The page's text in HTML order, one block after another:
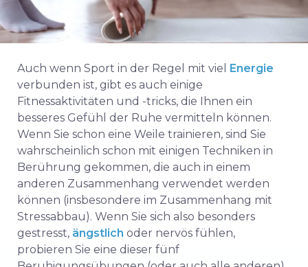
Auch wenn Sport in der Regel mit viel Energie
verbunden ist, gibt es auch einige
Fitnessaktivitäten und -tricks, die Ihnen ein
besseres Gefühl der Ruhe vermitteln können.
Wenn Sie schon eine Weile trainieren, sind Sie
wahrscheinlich schon mit einigen Techniken in
Berührung gekommen, die auch in einem
anderen Zusammenhang verwendet werden
können (insbesondere im Zusammenhang mit
Stressabbau). Wenn Sie sich also besonders
gestresst, ängstlich oder nervös fühlen,
probieren Sie eine dieser fünf